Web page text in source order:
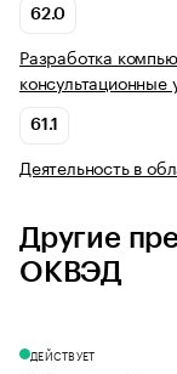
62.0
Разработка
консультационные
61.1
Деятельность в
Другие
ОКВЭД
ДЕЙСТВУЕТ